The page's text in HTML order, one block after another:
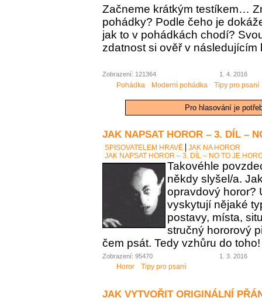
Začneme krátkým testíkem…
pohádky? Podle čeho je
jak to v pohádkách chodí?
zdatnost si ověř v následujícím
Zobrazení: 121364 1. 4. 2016
Pohádka Moderní pohádka Tipy pro psaní
Pro hlasování je
JAK NAPSAT HOROR – 3. DÍL –
SPISOVATELEM HRAVĚ
JAK NA HOROR
JAK NAPSAT HOROR – 3. DÍL – NO TO JE
Takovéhle
někdy slyšel/a.
opravdový horor?
vyskytují nějaké
postavy, místa,
stručný hororový
čem psát. Tedy vzhůru do toho!
Zobrazení: 95470 1. 3. 2016
Horor Tipy pro psaní
JAK VYTVOŘIT ORIGINÁLNÍ